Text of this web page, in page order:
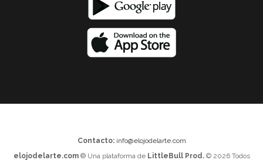
Contacto: info@elojodelarte.com
elojodelarte.com® Una plataforma de LittleBull Prod.© 2026 Todos